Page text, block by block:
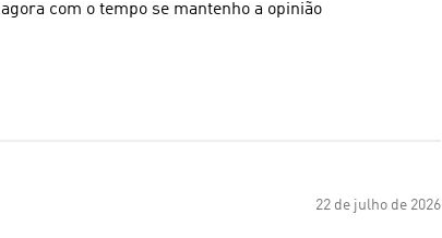
com o tempo se mantenho a opinião
22 de julho de 2026